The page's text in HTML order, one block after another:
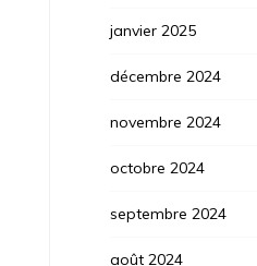
janvier 2025
décembre 2024
novembre 2024
octobre 2024
septembre 2024
août 2024